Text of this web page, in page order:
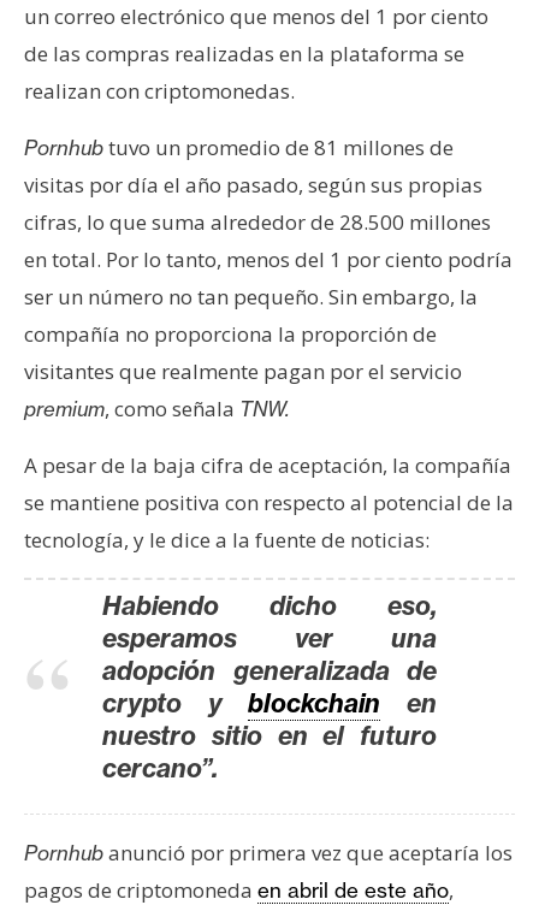
h
e
r
u
m
I
A
A
n
l
i
s
N
d
e
P
un correo electrónico que menos del 1 por ciento
de las compras realizadas en la plataforma se
realizan con criptomonedas.
Pornhubtuvo un promedio de 81 millones de
visitas por día el año pasado, según sus propias
cifras, lo que suma alrededor de 28.500 millones
en total. Por lo tanto, menos del 1 por ciento podría
ser un número no tan pequeño. Sin embargo, la
compañía no proporciona la proporción de
visitantes que realmente pagan por el servicio
premium, como señala TNW.
A pesar de la baja cifra de aceptación, la compañía
se mantiene positiva con respecto al potencial de la
tecnología, y le dice a la fuente de noticias:
Habiendo dicho eso,
esperamos ver una
adopción generalizada de
crypto yblockchain en
nuestro sitio en el futuro
cercano”.
Pornhubanunció por primera vez que aceptaría los
pagos de criptomoneda en abril de este año,